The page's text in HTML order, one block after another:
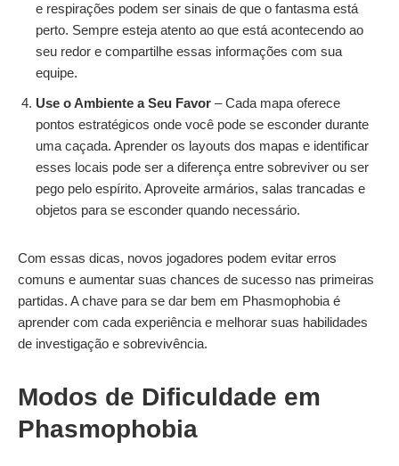
e respirações podem ser sinais de que o fantasma está
perto. Sempre esteja atento ao que está acontecendo ao
seu redor e compartilhe essas informações com sua
equipe.
Use o Ambiente a Seu Favor – Cada mapa oferece
pontos estratégicos onde você pode se esconder durante
uma caçada. Aprender os layouts dos mapas e identificar
esses locais pode ser a diferença entre sobreviver ou ser
pego pelo espírito. Aproveite armários, salas trancadas e
objetos para se esconder quando necessário.
Com essas dicas, novos jogadores podem evitar erros
comuns e aumentar suas chances de sucesso nas primeiras
partidas. A chave para se dar bem em Phasmophobia é
aprender com cada experiência e melhorar suas habilidades
de investigação e sobrevivência.
Modos de Dificuldade em
Phasmophobia